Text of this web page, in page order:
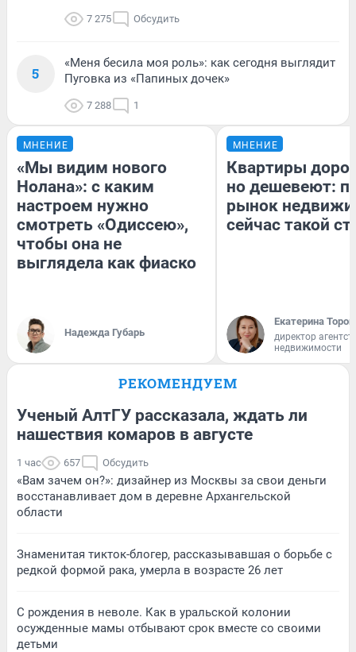
7 275 Обсудить
5
«Меня бесила моя роль»: как сегодня выглядит
Пуговка из «Папиных дочек»
7 288 1
МНЕНИЕ
«Мы видим нового
Нолана»: с каким
настроем нужно
смотреть «Одиссею»,
чтобы она не
выглядела как фиаско
Надежда Губарь
МНЕНИЕ
Квартиры
но дешевеют:
рынок
сейчас такой
Екатерина
директор
недвижимости
РЕКОМЕНДУЕМ
Ученый АлтГУ рассказала, ждать ли
нашествия комаров в августе
1 час 657 Обсудить
«Вам зачем он?»: дизайнер из Москвы за свои деньги
восстанавливает дом в деревне Архангельской
области
Знаменитая тикток-блогер, рассказывавшая о борьбе с
редкой формой рака, умерла в возрасте 26 лет
С рождения в неволе. Как в уральской колонии
осужденные мамы отбывают срок вместе со своими
детьми